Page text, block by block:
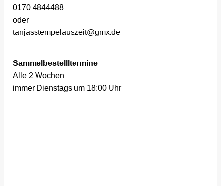
0170 4844488
oder
tanjasstempelauszeit@gmx.de
Sammelbestellltermine
Alle 2 Wochen
immer Dienstags um 18:00 Uhr